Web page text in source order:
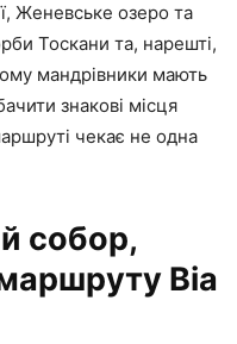
Женевське озеро та
Тоскани та, нарешті,
мандрівники мають
знакові місця
чекає не одна
собор,
Віа